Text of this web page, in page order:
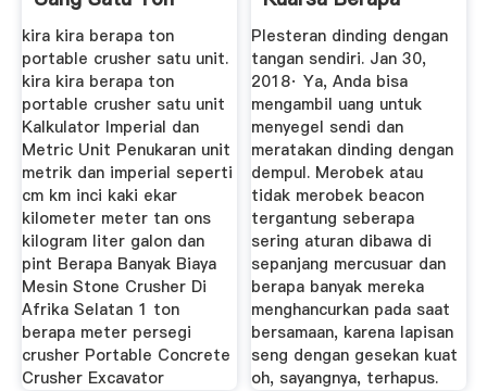
kira kira berapa ton
portable crusher satu unit.
kira kira berapa ton
portable crusher satu unit
Kalkulator Imperial dan
Metric Unit Penukaran unit
metrik dan imperial seperti
cm km inci kaki ekar
kilometer meter tan ons
kilogram liter galon dan
pint Berapa Banyak Biaya
Mesin Stone Crusher Di
Afrika Selatan 1 ton
berapa meter persegi
crusher Portable Concrete
Crusher Excavator
Banyak Uang
Plesteran dinding dengan
tangan sendiri. Jan 30,
2018· Ya, Anda bisa
mengambil uang untuk
menyegel sendi dan
meratakan dinding dengan
dempul. Merobek atau
tidak merobek beacon
tergantung seberapa
sering aturan dibawa di
sepanjang mercusuar dan
berapa banyak mereka
menghancurkan pada saat
bersamaan, karena lapisan
seng dengan gesekan kuat
oh, sayangnya, terhapus.